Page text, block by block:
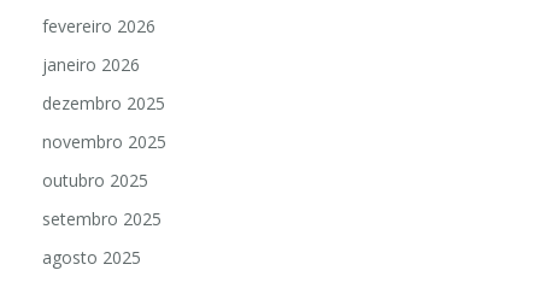
fevereiro 2026
janeiro 2026
dezembro 2025
novembro 2025
outubro 2025
setembro 2025
agosto 2025